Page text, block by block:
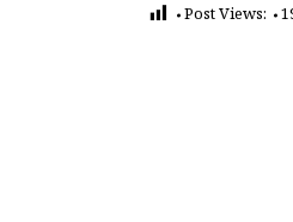
Post Views: